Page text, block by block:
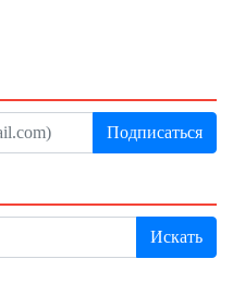
Подписаться
Искать